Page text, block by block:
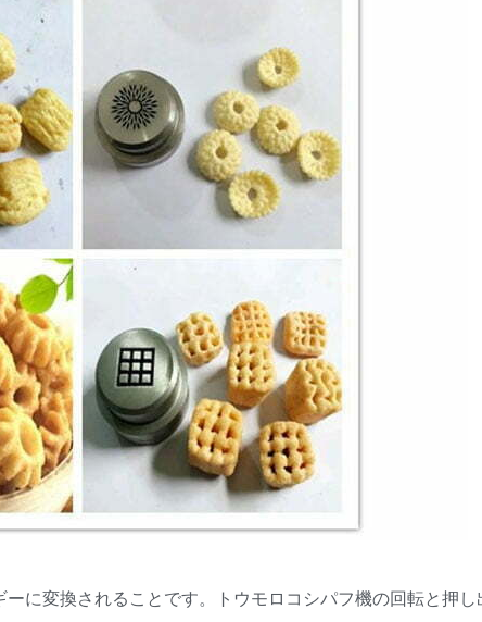
に変換されることです。トウモロコシパフ機の回転と押し